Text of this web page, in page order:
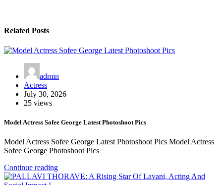
Related Posts
admin
Actress
July 30, 2026
25 views
Model Actress Sofee George Latest Photoshoot Pics
Model Actress Sofee George Latest Photoshoot Pics Model Actress
Sofee George Photoshoot Pics
Continue reading